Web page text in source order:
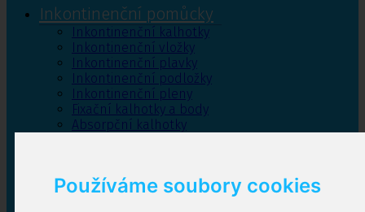
Používáme soubory cookies
Inkontinenční pomůcky
Inkontinenční kalhotky
Inkontinenční vložky
Inkontinenční plavky
Inkontinenční podložky
Inkontinenční pleny
Fixační kalhotky a body
Absorpční kalhotky